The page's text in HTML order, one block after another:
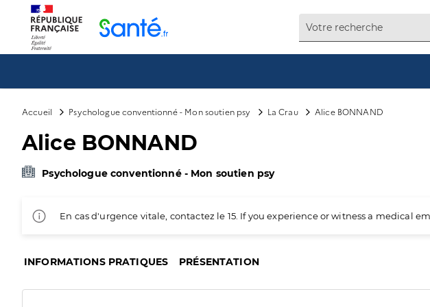
Accueil Psychologue conventionné - Mon soutien psy La Crau Alice BONNAND
Alice BONNAND
Psychologue conventionné - Mon soutien psy
En cas d'urgence vitale, contactez le 15. If you experience or witness a medical
INFORMATIONS PRATIQUES PRÉSENTATION
Panneau de gestion des cookies